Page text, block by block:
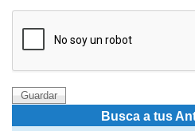
Busca a tus